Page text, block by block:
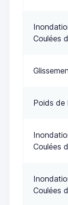
Coulées
Poids de
Coulées
Coulées